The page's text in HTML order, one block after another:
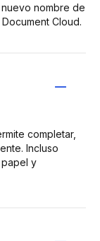
nombre de
Cloud.
completar,
Incluso
y